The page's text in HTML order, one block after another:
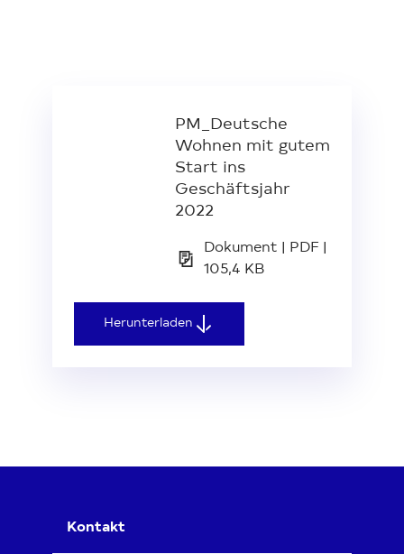
PM_Deutsche
Wohnen mit gutem
Start ins
Geschäftsjahr
2022
Dokument | PDF |
105,4 KB
Herunterladen
Kontakt